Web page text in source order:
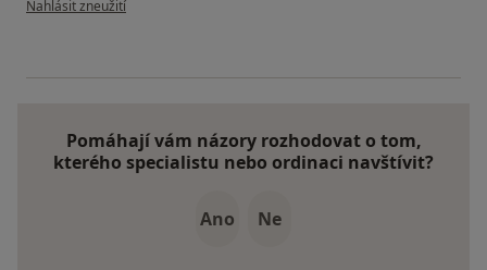
Nahlásit zneužití
Pomáhají vám názory rozhodovat o tom,
kterého specialistu nebo ordinaci navštívit?
Ano Ne